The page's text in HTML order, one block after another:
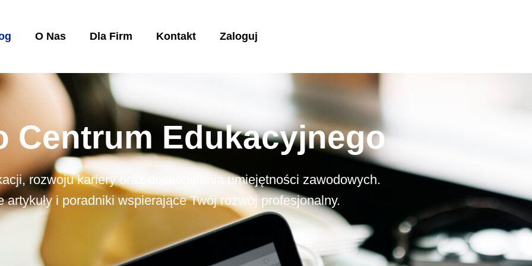
O Nas Dla Firm Kontakt Zaloguj
Centrum Edukacyjnego
rozwoju kariery oraz doskonalenia umiejętności zawodowych.
i poradniki wspierające Twój rozwój profesjonalny.